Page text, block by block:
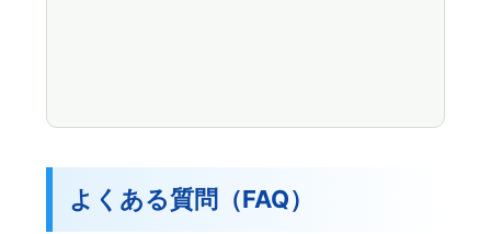
よくある質問（FAQ）